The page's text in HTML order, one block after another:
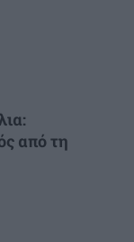
από τη